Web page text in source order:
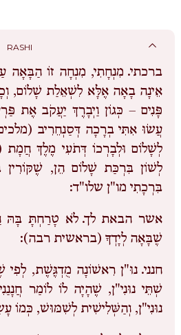
RASHI
ברכתי. מִנְחָתִי, מִנְחָה זוֹ הַבָּאָה
אֵינָה בָאָה אֶלָּא לִשְׁאֵלַת שָׁלוֹם,
פָּנִים – כְּגוֹן וַיְבָרֶךְ יַעֲקֹב אֶת
עֲשׂוּ אִתִּי בְרָכָה דְּסַנְחֵרִיב
לְשָׁלוֹם וּלְבָרְכוֹ דְּתֹעִי מֶלֶךְ
לְשׁוֹן בִּרְכַּת שָׁלוֹם הֵן, שֶׁקּוֹרִין
בִּרְכָתִי מו"ן שלו"ד:
אשר הבאת לך. לֹא טָרַחְתָּ בָּהּ
שֶׁבָּאָה לְיָדְךָ (בראשית רבה):
חנני. נוּ"ן רִאשׁוֹנָה מֻדְגֶּשֶׁת,
שְׁתֵּי נוּנִי"ן, שֶׁהָיָה לוֹ לוֹמַר
נוּנִי"ן, וְהַשְּׁלִישִׁית לְשִׁמּוּשׁ, כְּמוֹ